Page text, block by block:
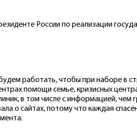
России по реализации
работать, чтобы при наборе в
помощи семье, кризисных
в том числе с информацией,
о сайтах, потому что каждая